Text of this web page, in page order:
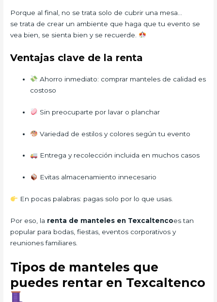
Porque al final, no se trata solo de cubrir una mesa…
se trata de crear un ambiente que haga que tu evento se
vea bien, se sienta bien y se recuerde.
Ventajas clave de la renta
Ahorro inmediato: comprar manteles de calidad es
costoso
Sin preocuparte por lavar o planchar
Variedad de estilos y colores según tu evento
Entrega y recolección incluida en muchos casos
Evitas almacenamiento innecesario
En pocas palabras: pagas solo por lo que usas.
Por eso, la renta de manteles en Texcaltencoes tan
popular para bodas, fiestas, eventos corporativos y
reuniones familiares.
Tipos de manteles que
puedes rentar en Texcaltenco